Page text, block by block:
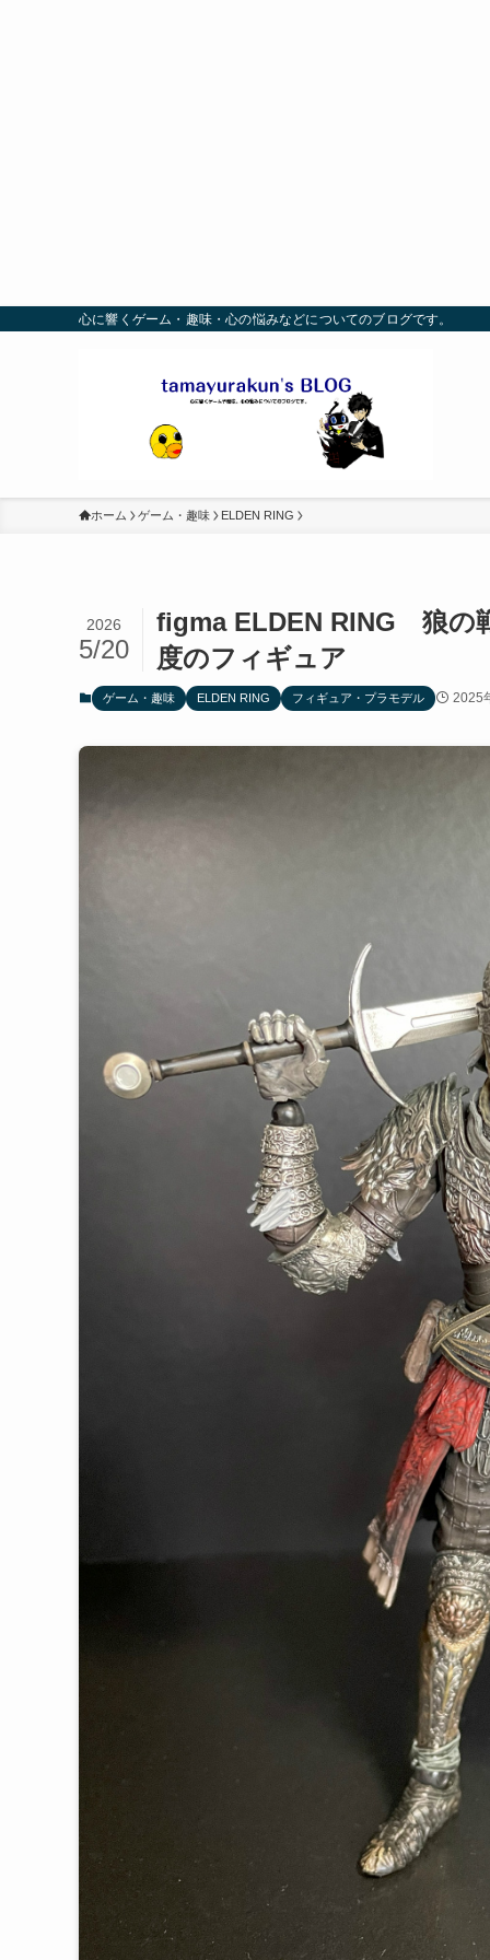
心に響くゲーム・趣味・心の悩みなどについてのブログです。
ホーム ゲーム・趣味 ELDEN RING
figma ELDEN RING 狼の
度のフィギュア
2026
5/20
ゲーム・趣味 ELDEN RING フィギュア・プラモデル 2025